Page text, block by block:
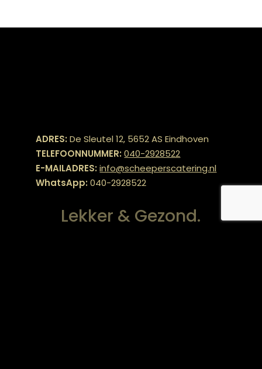
ADRES: De Sleutel 12, 5652 AS Eindhoven
TELEFOONNUMMER: 040-2928522
E-MAILADRES: info@scheeperscatering.nl
WhatsApp: 040-2928522
Lekker & Gezond.